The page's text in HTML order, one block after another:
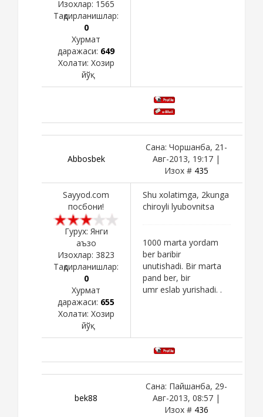
Изохлар: 1565
Тақдирланишлар:
0
Хурмат
даражаси: 649
Холати: Хозир
йўқ
Abbosbek
Сана: Чоршанба, 21-
Авг-2013, 19:17 |
Изох # 435
Sayyod.com
посбони!
Гурух: Янги
аъзо
Изохлар: 3823
Тақдирланишлар:
0
Хурмат
даражаси: 655
Холати: Хозир
йўқ
Shu xolatimga, 2kunga
chiroyli lyubovnitsa
1000 marta yordam
ber baribir
unutishadi. Bir marta
pand ber, bir
umr eslab yurishadi. .
bek88
Сана: Пайшанба, 29-
Авг-2013, 08:57 |
Изох # 436